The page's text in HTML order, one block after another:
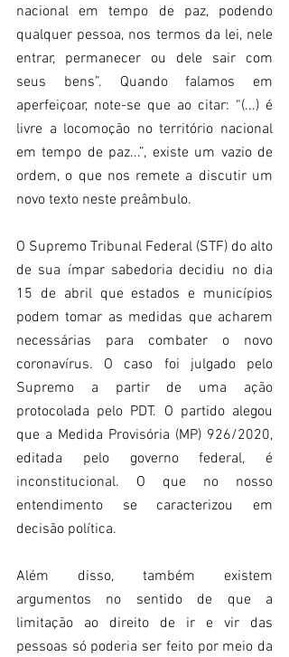
nacional em tempo de paz, podendo
qualquer pessoa, nos termos da lei, nele
entrar, permanecer ou dele sair com
seus bens”. Quando falamos em
aperfeiçoar, note-se que ao citar: “(...) é
livre a locomoção no território nacional
em tempo de paz...”, existe um vazio de
ordem, o que nos remete a discutir um
novo texto neste preâmbulo.
O Supremo Tribunal Federal (STF) do alto
de sua ímpar sabedoria decidiu no dia
15 de abril que estados e municípios
podem tomar as medidas que acharem
necessárias para combater o novo
coronavírus. O caso foi julgado pelo
Supremo a partir de uma ação
protocolada pelo PDT. O partido alegou
que a Medida Provisória (MP) 926/2020,
editada pelo governo federal, é
inconstitucional. O que no nosso
entendimento se caracterizou em
decisão política.
Além disso, também existem
argumentos no sentido de que a
limitação ao direito de ir e vir das
pessoas só poderia ser feito por meio da